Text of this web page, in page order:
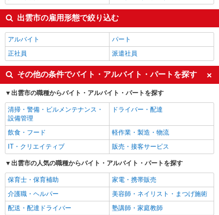
出雲市の雇用形態で絞り込む
アルバイト
パート
正社員
派遣社員
その他の条件でバイト・アルバイト・パートを探す
出雲市の職種からバイト・アルバイト・パートを探す
清掃・警備・ビルメンテナンス・
設備管理
ドライバー・配達
飲食・フード
軽作業・製造・物流
IT・クリエイティブ
販売・接客サービス
出雲市の人気の職種からバイト・アルバイト・パートを探す
保育士・保育補助
家電・携帯販売
介護職・ヘルパー
美容師・ネイリスト・まつげ施術
配送・配達ドライバー
塾講師・家庭教師